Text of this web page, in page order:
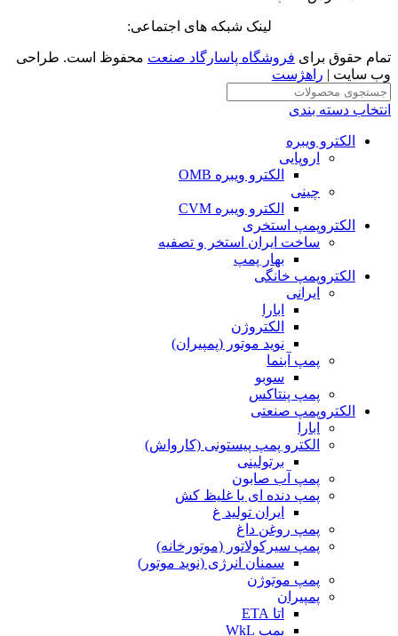
لینک شبکه های اجتماعی:
تمام حقوق برای فروشگاه پاسارگاد صنعت محفوظ است. طراحی
وب سایت | راهژست
انتخاب دسته بندی
الکترو ویبره
اروپایی
الکترو ویبره OMB
چینی
الکترو ویبره CVM
الکتروپمپ استخری
ساخت ایران استخر و تصفیه
بهار پمپ
الکتروپمپ خانگی
ایرانی
ابارا
الکتروژن
نوید موتور (پمپیران)
پمپ آبنما
سوبو
پمپ پنتاکس
الکتروپمپ صنعتی
ابارا
الکترو پمپ پیستونی (کارواش)
برتولینی
پمپ آب صابون
پمپ دنده ای یا غلیظ کش
ایران تولید غ
پمپ روغن داغ
پمپ سیرکولاتور (موتورخانه)
سمنان انرژی (نوید موتور)
پمپ موتوژن
پمپیران
اتا ETA
پمپ WkL